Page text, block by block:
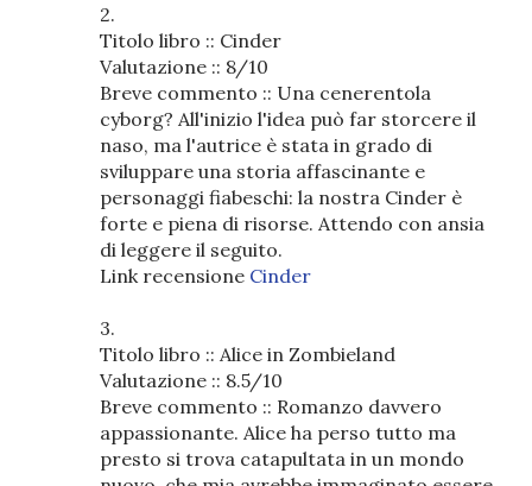
2.
Titolo libro :: Cinder
Valutazione :: 8/10
Breve commento :: Una cenerentola
cyborg? All'inizio l'idea può far storcere il
naso, ma l'autrice è stata in grado di
sviluppare una storia affascinante e
personaggi fiabeschi: la nostra Cinder è
forte e piena di risorse. Attendo con ansia
di leggere il seguito.
Link recensione Cinder
3.
Titolo libro :: Alice in Zombieland
Valutazione :: 8.5/10
Breve commento :: Romanzo davvero
appassionante. Alice ha perso tutto ma
presto si trova catapultata in un mondo